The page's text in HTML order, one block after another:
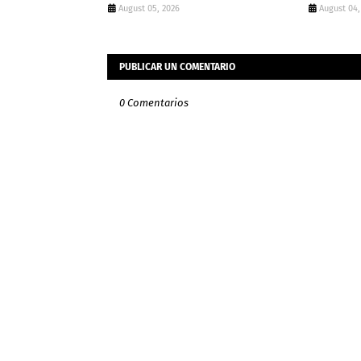
August 05, 2026 August
PUBLICAR UN COMENTARIO
0 Comentarios